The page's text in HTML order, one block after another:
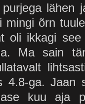
lähen
mingi õrn
oli ikkagi
Ma sain
4.8-ga.
kuu aja